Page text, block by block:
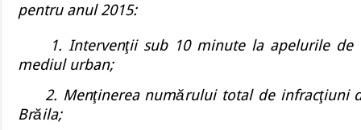
pentru anul 2015:
1. Intervenţii sub 10 minute la apelurile
mediul urban;
2. Menţinerea numărului total de infracţiuni
Brăila;